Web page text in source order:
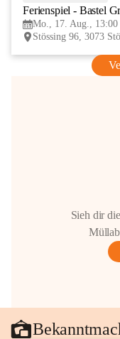
Ferienspiel - Bastel
Mo., 17. Aug., 13:00
Stössing 96, 3073
Sieh dir